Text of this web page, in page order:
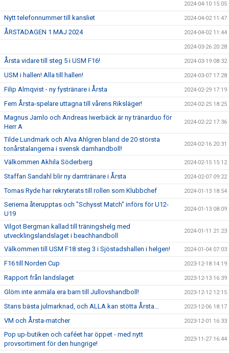
2024-04-10 15:05
Nytt telefonnummer till kansliet 2024-04-02 11:47
ÅRSTADAGEN 1 MAJ 2024 2024-04-02 11:44
2024-03-26 20:28
Årsta vidare till steg 5 i USM F16! 2024-03-19 08:32
USM i hallen! Alla till hallen! 2024-03-07 17:28
Filip Almqvist - ny fystränare i Årsta 2024-02-29 17:19
Fem Årsta-spelare uttagna till vårens Riksläger! 2024-02-25 18:25
Magnus Jarnlo och Andreas Iwerbäck är ny tränarduo för
Herr A
2024-02-22 17:36
Tilde Lundmark och Alva Ahlgren bland de 20 största
tonårstalangerna i svensk damhandboll!
2024-02-16 20:31
Välkommen Akhila Söderberg 2024-02-15 15:12
Staffan Sandahl blir ny damtränare i Årsta 2024-02-07 09:22
Tomas Ryde har rekryterats till rollen som Klubbchef 2024-01-13 18:54
Serierna återupptas och "Schysst Match" införs för U12-
U19
2024-01-13 08:09
Vilgot Bergman kallad till träningshelg med
utvecklingslandslaget i beachhandboll
2024-01-11 21:23
Välkommen till USM F18 steg 3 i Sjöstadshallen i helgen! 2024-01-04 07:03
F16 till Norden Cup 2023-12-18 14:19
Rapport från landslaget 2023-12-13 16:39
Glöm inte anmäla era barn till Jullovshandboll! 2023-12-12 12:15
Stans bästa julmarknad, och ALLA kan stötta Årsta... 2023-12-06 18:17
VM och Årsta-matcher 2023-12-01 16:33
Pop up-butiken och caféet har öppet - med nytt
provsortiment för den hungrige!
2023-11-27 16:44